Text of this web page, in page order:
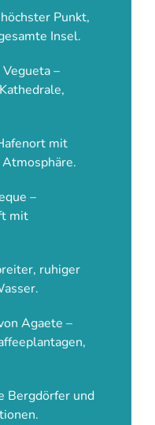
Punkt,
Insel.
–
mit
–
mit
ruhiger
Agaete –
Bergdörfer und